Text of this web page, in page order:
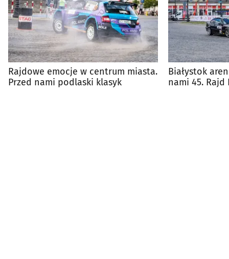
Rajdowe emocje w centrum miasta.
Przed nami podlaski klasyk
Białystok
nami 45. Rajd